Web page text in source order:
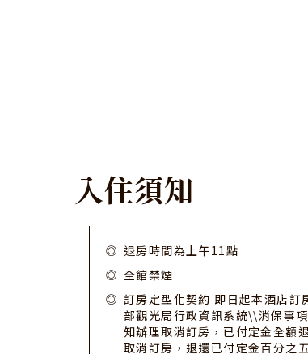
入住須知
退房時間為上午11點
全館禁煙
訂房定型化契約 即日起本酒店
部觀光局行政資訊系統\\消保
知辦理取消訂房，已付定金全額
取消訂房，退還已付定金百分之